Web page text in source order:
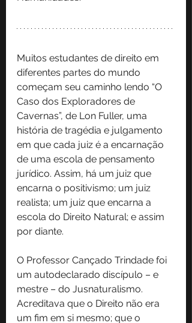
Muitos estudantes de direito em
diferentes partes do mundo
começam seu caminho lendo “O
Caso dos Exploradores de
Cavernas”, de Lon Fuller, uma
história de tragédia e julgamento
em que cada juiz é a encarnação
de uma escola de pensamento
jurídico. Assim, há um juiz que
encarna o positivismo; um juiz
realista; um juiz que encarna a
escola do Direito Natural; e assim
por diante.
O Professor Cançado Trindade foi
um autodeclarado discípulo – e
mestre – do Jusnaturalismo.
Acreditava que o Direito não era
um fim em si mesmo; que o